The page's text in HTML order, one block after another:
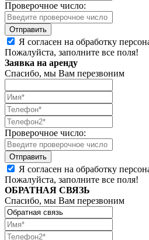
Проверочное число:
Я согласен на обработку
Пожалуйста, заполните все поля!
Заявка на аренду
Спасибо, мы Вам перезвоним
Проверочное число:
Я согласен на обработку
Пожалуйста, заполните все поля!
ОБРАТНАЯ СВЯЗЬ
Спасибо, мы Вам перезвоним